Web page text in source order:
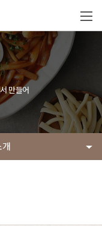
만들어
개